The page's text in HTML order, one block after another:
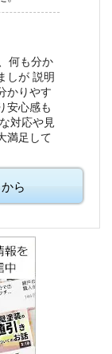
何も分か
しが 説明
かりやす
安心感も
対応や見
満足して
ら